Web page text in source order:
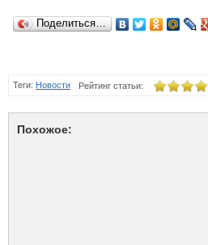
Поделиться…
Теги: Новости Рейтинг статьи:
Похожое: